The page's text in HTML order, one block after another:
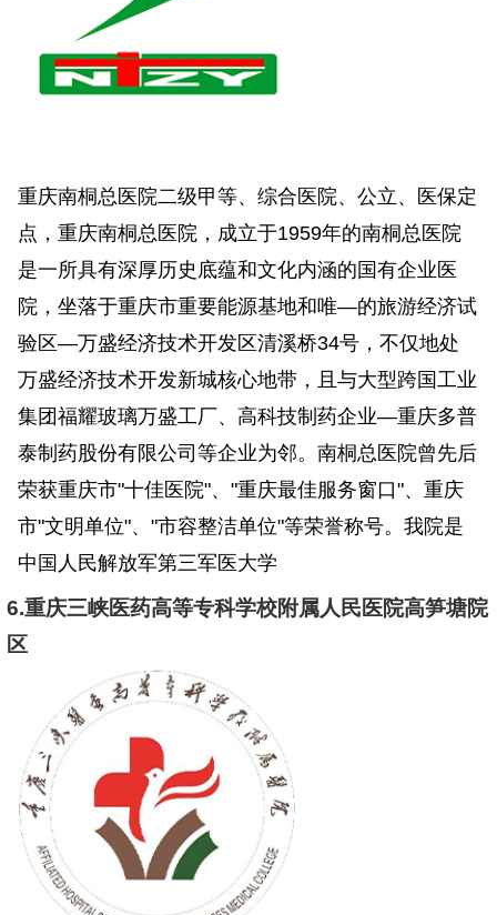
重庆南桐总医院二级甲等、综合医院、公立、医保定
点，重庆南桐总医院，成立于1959年的南桐总医院
是一所具有深厚历史底蕴和文化内涵的国有企业医
院，坐落于重庆市重要能源基地和唯—的旅游经济试
验区—万盛经济技术开发区清溪桥34号，不仅地处
万盛经济技术开发新城核心地带，且与大型跨国工业
集团福耀玻璃万盛工厂、高科技制药企业—重庆多普
泰制药股份有限公司等企业为邻。南桐总医院曾先后
荣获重庆市"十佳医院"、"重庆最佳服务窗口"、重庆
市"文明单位"、"市容整洁单位"等荣誉称号。我院是
中国人民解放军第三军医大学
6.重庆三峡医药高等专科学校附属人民医院高笋塘院
区